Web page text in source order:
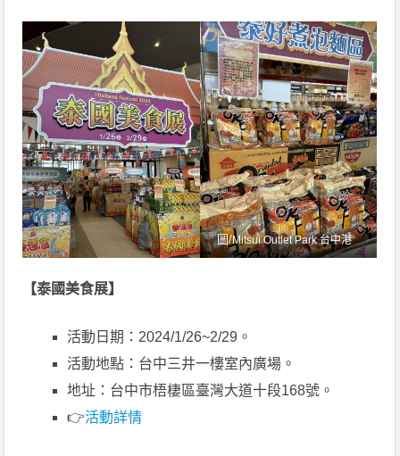
圖/Mitsui Outlet Park 台中港
【泰國美食展】
活動日期：2024/1/26~2/29。
活動地點：台中三井一樓室內廣場。
地址：台中市梧棲區臺灣大道十段168號。
👉活動詳情